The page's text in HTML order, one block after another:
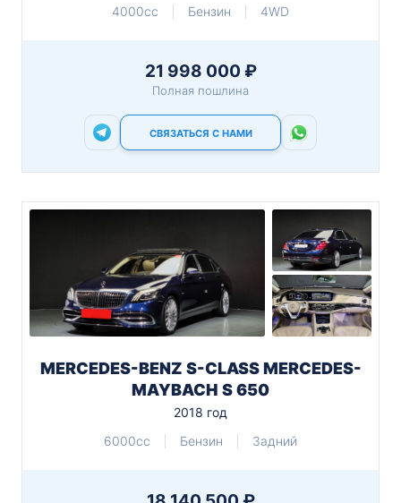
4000cc
Бензин 4WD
21 998 000 ₽
Полная пошлина
СВЯЗАТЬСЯ С НАМИ
MERCEDES-BENZ S-CLASS MERCEDES-
MAYBACH S 650
2018 год
6000cc
Бензин Задний